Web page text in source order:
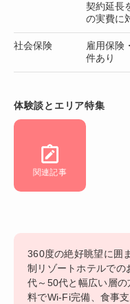
契約延長
の実費に
社会保険
雇用保険
件あり
体験談とエリア特集
関連記事
360度の絶好眺望に囲
制リゾートホテルでの
代～50代と幅広い層
料でWi-Fi完備、食事